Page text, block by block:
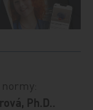
Ph.D..